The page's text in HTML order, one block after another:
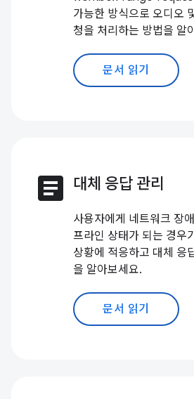
가능한 방식으로 오디오
청을 처리하는 방법을 알
문서 읽기
article 대체 응답 관리
사용자에게 네트워크 장
프라인 상태가 되는 경우
상황에 적응하고 대체 응
을 알아보세요.
문서 읽기